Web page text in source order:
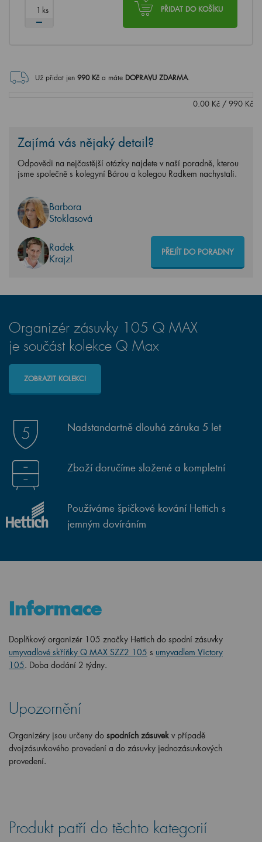
PŘIDAT DO KOŠÍKU
ks
Už přidat jen 990Kč a máte DOPRAVU ZDARMA.
0.00 Kč / 990 Kč
Zajímá vás nějaký detail?
Odpovědi na nejčastější otázky najdete v naší poradně, kterou
jsme společně s kolegyní Bárou a kolegou Radkem nachystali.
Barbora
Stoklasová
Radek
Krajzl
PŘEJÍT DO PORADNY
Organizér zásuvky 105 Q MAX
je součást kolekce Q Max
ZOBRAZIT KOLEKCI
Nadstandartně dlouhá záruka 5 let
Zboží doručíme složené a kompletní
Používáme špičkové kování Hettich s
jemným dovíráním
Informace
Doplňkový organizér 105 značky Hettich do spodní zásuvky
umyvadlové skříňky Q MAX SZZ2 105 s umyvadlem Victory
105. Doba dodání 2 týdny.
Upozornění
Organizéry jsou určeny do spodních zásuvek v případě
dvojzásuvkového provedení a do zásuvky jednozásuvkových
provedení.
Produkt patří do těchto kategorií